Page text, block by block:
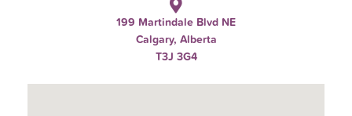
199 Martindale Blvd NE
Calgary, Alberta
T3J 3G4